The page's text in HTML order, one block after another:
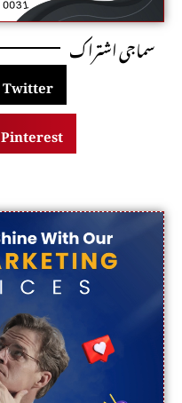
سماجی اشتراک
Twitter
Pinterest